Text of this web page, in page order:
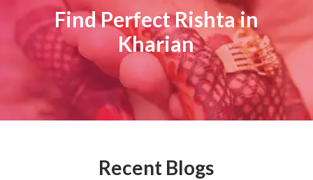
Find Perfect Rishta in
Kharian
Recent Blogs